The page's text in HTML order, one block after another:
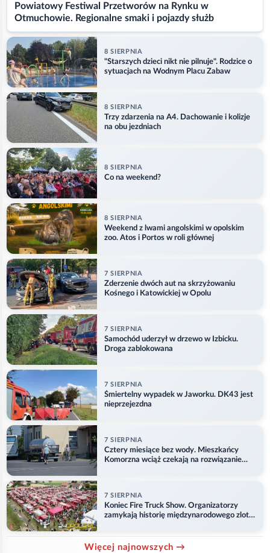
Powiatowy Festiwal Przetworów na Rynku w
Otmuchowie. Regionalne smaki i pojazdy służb
8 SIERPNIA
"Starszych dzieci nikt nie pilnuje". Rodzice o
sytuacjach na Wodnym Placu Zabaw
8 SIERPNIA
Trzy zdarzenia na A4. Dachowanie i kolizje
na obu jezdniach
8 SIERPNIA
Co na weekend?
8 SIERPNIA
Weekend z lwami angolskimi w opolskim
zoo. Atos i Portos w roli głównej
7 SIERPNIA
Zderzenie dwóch aut na skrzyżowaniu
Kośnego i Katowickiej w Opolu
7 SIERPNIA
Samochód uderzył w drzewo w Izbicku.
Droga zablokowana
7 SIERPNIA
Śmiertelny wypadek w Jaworku. DK43 jest
nieprzejezdna
7 SIERPNIA
Cztery miesiące bez wody. Mieszkańcy
Komorzna wciąż czekają na rozwiązanie
7 SIERPNIA
Koniec Fire Truck Show. Organizatorzy
zamykają historię międzynarodowego zlotu
Więcej najnowszych →